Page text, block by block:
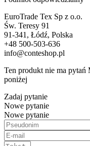
EuroTrade Tex Sp z o.o.
Św. Teresy 91
91-341, Łódź, Polska
+48 500-503-636
info@conteshop.pl
Ten produkt nie ma pytań
poniżej
Zadaj pytanie
Nowe pytanie
Nowe pytanie